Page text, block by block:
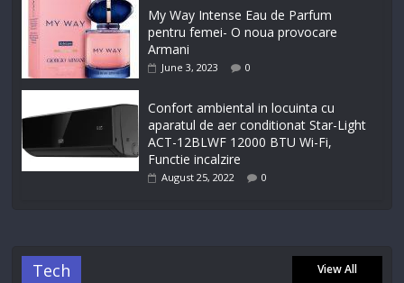
My Way Intense Eau de Parfum
pentru femei- O noua provocare
Armani
June 3, 2023 0
Confort ambiental in locuinta cu
aparatul de aer conditionat Star-Light
ACT-12BLWF 12000 BTU Wi-Fi,
Functie incalzire
August 25, 2022 0
Tech View All